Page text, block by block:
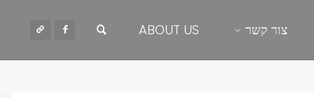
צור קשר ABOUT US